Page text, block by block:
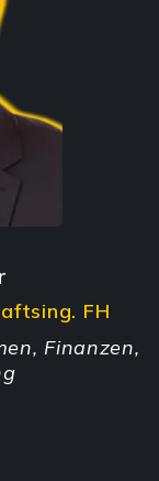
FH
Finanzen,